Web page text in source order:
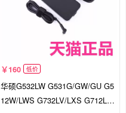
160 低价
华硕G532LW G531G/GW/GU G5
12W/LWS G732LV/LXS G712L/L